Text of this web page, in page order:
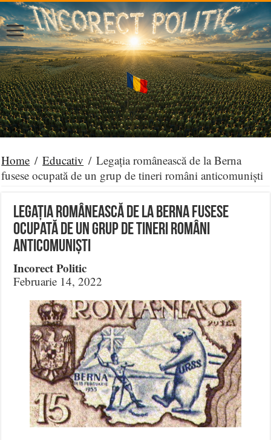
Home / Educativ / Legația românească de la Berna
fusese ocupată de un grup de tineri români anticomuniști
Legația românească de la Berna fusese
ocupată de un grup de tineri români
anticomuniști
Incorect Politic
Februarie 14, 2022